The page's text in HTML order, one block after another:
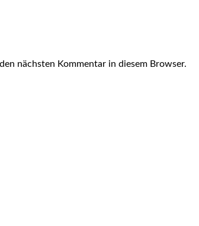
nächsten Kommentar in diesem Browser.